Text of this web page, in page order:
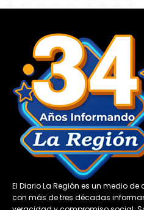
El Diario La Región es un medio
con más de tres décadas